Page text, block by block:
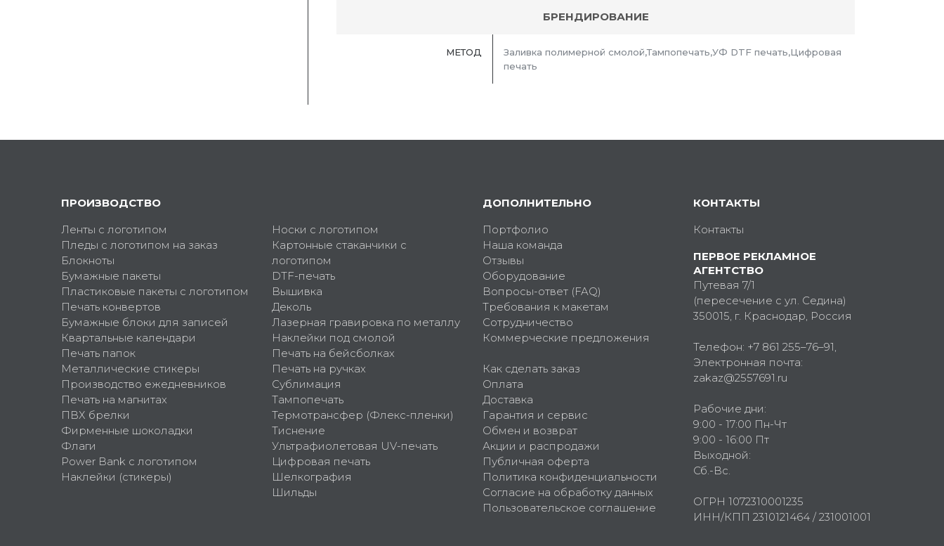
БРЕНДИРОВАНИЕ
МЕТОД
Заливка полимерной смолой,Тампопечать,УФ DTF печать,Цифровая
печать
ПРОИЗВОДСТВО
Ленты с логотипом
Пледы с логотипом на заказ
Блокноты
Бумажные пакеты
Пластиковые пакеты с логотипом
Печать конвертов
Бумажные блоки для записей
Квартальные календари
Печать папок
Металлические стикеры
Производство ежедневников
Печать на магнитах
ПВХ брелки
Фирменные шоколадки
Флаги
Power Bank с логотипом
Наклейки (стикеры)
Носки с логотипом
Картонные стаканчики с
логотипом
DTF-печать
Вышивка
Деколь
Лазерная гравировка по металлу
Наклейки под смолой
Печать на бейсболках
Печать на ручках
Сублимация
Тампопечать
Термотрансфер (Флекс-пленки)
Тиснение
Ультрафиолетовая UV-печать
Цифровая печать
Шелкография
Шильды
ДОПОЛНИТЕЛЬНО
Портфолио
Наша команда
Отзывы
Оборудование
Вопросы-ответ (FAQ)
Требования к макетам
Сотрудничество
Коммерческие предложения
Как сделать заказ
Оплата
Доставка
Гарантия и сервис
Обмен и возврат
Акции и распродажи
Публичная оферта
Политика конфиденциальности
Согласие на обработку данных
Пользовательское соглашение
КОНТАКТЫ
Контакты
ПЕРВОЕ РЕКЛАМНОЕ
АГЕНТСТВО
Путевая 7/1
(пересечение с ул. Седина)
350015, г. Краснодар, Россия
Телефон: +7 861 255–76–91,
Электронная почта:
zakaz@2557691.ru
Рабочие дни:
9:00 - 17:00 Пн-Чт
9:00 - 16:00 Пт
Выходной:
Сб.-Вс.
ОГРН 1072310001235
ИНН/КПП 2310121464 / 231001001